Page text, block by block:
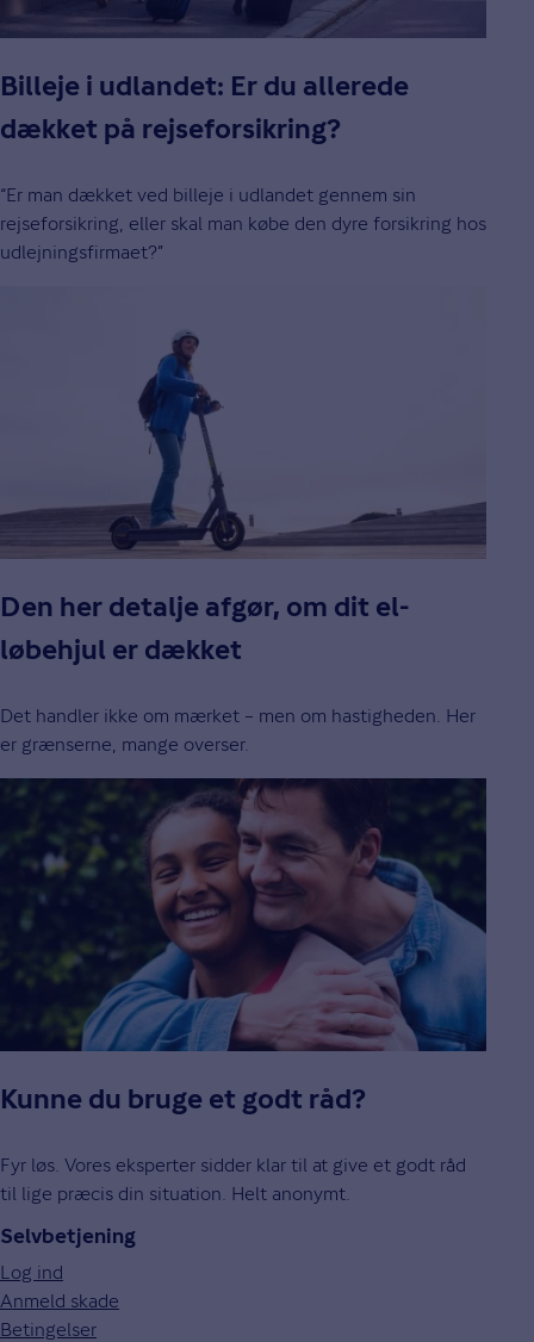
Billeje i udlandet: Er du allerede
dækket på rejseforsikring?
“Er man dækket ved billeje i udlandet gennem sin
rejseforsikring, eller skal man købe den dyre forsikring hos
udlejningsfirmaet?”
Den her detalje afgør, om dit el-
løbehjul er dækket
Det handler ikke om mærket – men om hastigheden. Her
er grænserne, mange overser.
Kunne du bruge et godt råd?
Fyr løs. Vores eksperter sidder klar til at give et godt råd
til lige præcis din situation. Helt anonymt.
Selvbetjening
Log ind
Anmeld skade
Betingelser